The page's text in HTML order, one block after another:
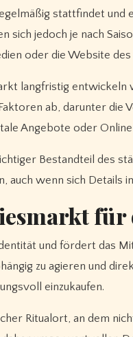
stattfindet und
sich jedoch je nach
oder die Website
langfristig
ab, darunter die
Angebote oder
Bestandteil des
wenn sich Details
und fördert das
zu agieren und
einzukaufen.
Ritualort, an dem